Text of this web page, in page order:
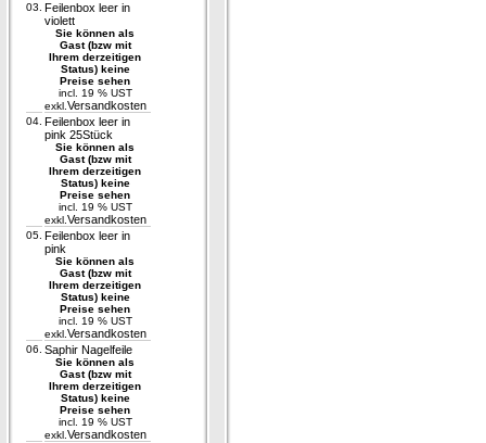
03. Feilenbox leer in
violett
Sie können als
Gast (bzw mit
Ihrem derzeitigen
Status) keine
Preise sehen
incl. 19 % UST
exkl. Versandkosten
04. Feilenbox leer in
pink 25Stück
Sie können als
Gast (bzw mit
Ihrem derzeitigen
Status) keine
Preise sehen
incl. 19 % UST
exkl. Versandkosten
05. Feilenbox leer in
pink
Sie können als
Gast (bzw mit
Ihrem derzeitigen
Status) keine
Preise sehen
incl. 19 % UST
exkl. Versandkosten
06. Saphir Nagelfeile
Sie können als
Gast (bzw mit
Ihrem derzeitigen
Status) keine
Preise sehen
incl. 19 % UST
exkl. Versandkosten